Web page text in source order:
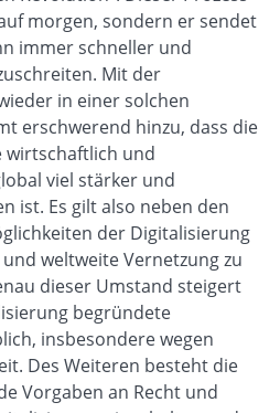
morgen, sondern er sendet
immer schneller und
Mit der
in einer solchen
erschwerend hinzu, dass die
wirtschaftlich und
viel stärker und
ist. Es gilt also neben den
der Digitalisierung
weltweite Vernetzung zu
dieser Umstand steigert
begründete
insbesondere wegen
Des Weiteren besteht die
Vorgaben an Recht und